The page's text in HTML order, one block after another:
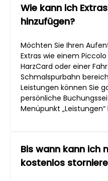
Wie kann ich
hinzufügen?
Möchten Sie Ihren
Extras wie einem
HarzCard oder einer
Schmalspurbahn
Leistungen können Sie
persönliche
Menüpunkt
Bis wann kann ich
kostenlos